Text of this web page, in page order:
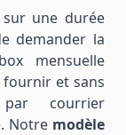
une durée
demander la
mensuelle
fournir et sans
courrier
Notre modèle